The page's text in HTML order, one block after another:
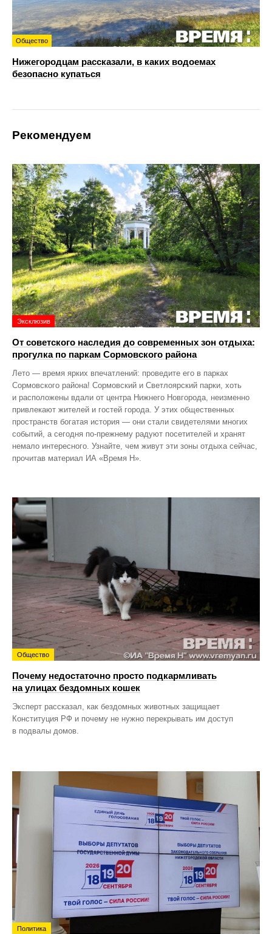
Общество
Нижегородцам рассказали, в каких водоемах
безопасно купаться
Рекомендуем
Эксклюзив
От советского наследия до современных зон отдыха:
прогулка по паркам Сормовского района
Лето — время ярких впечатлений: проведите его в парках
Сормовского района! Сормовский и Светлоярский парки, хоть
и расположены вдали от центра Нижнего Новгорода, неизменно
привлекают жителей и гостей города. У этих общественных
пространств богатая история — они стали свидетелями многих
событий, а сегодня по‑прежнему радуют посетителей и хранят
немало интересного. Узнайте, чем живут эти зоны отдыха сейчас,
прочитав материал ИА «Время Н».
Общество
Почему недостаточно просто подкармливать
на улицах бездомных кошек
Эксперт рассказал, как бездомных животных защищает
Конституция РФ и почему не нужно перекрывать им доступ
в подвалы домов.
Политика